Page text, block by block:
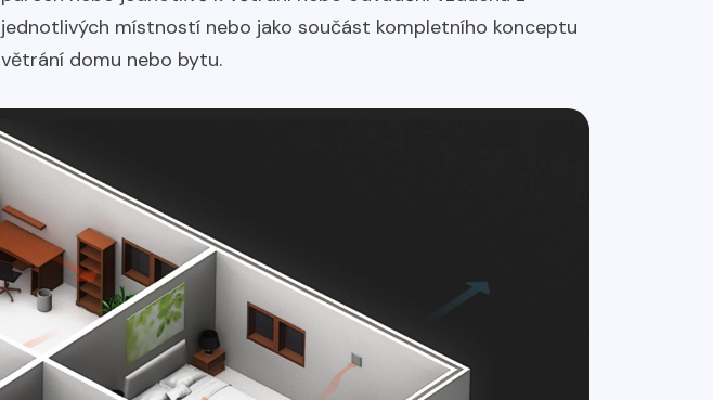
jednotlivých místností nebo jako součást kompletního konceptu
větrání domu nebo bytu.